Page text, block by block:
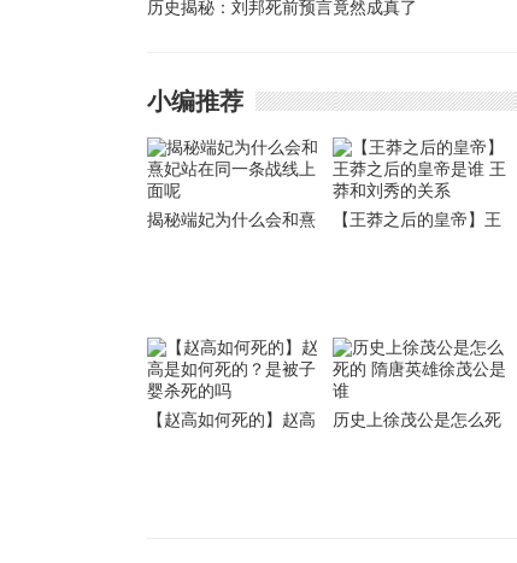
历史揭秘：刘邦死前预言竟然成真了
小编推荐
揭秘端妃为什么会和熹
【王莽之后的皇帝】王
【赵高如何死的】赵高
历史上徐茂公是怎么死